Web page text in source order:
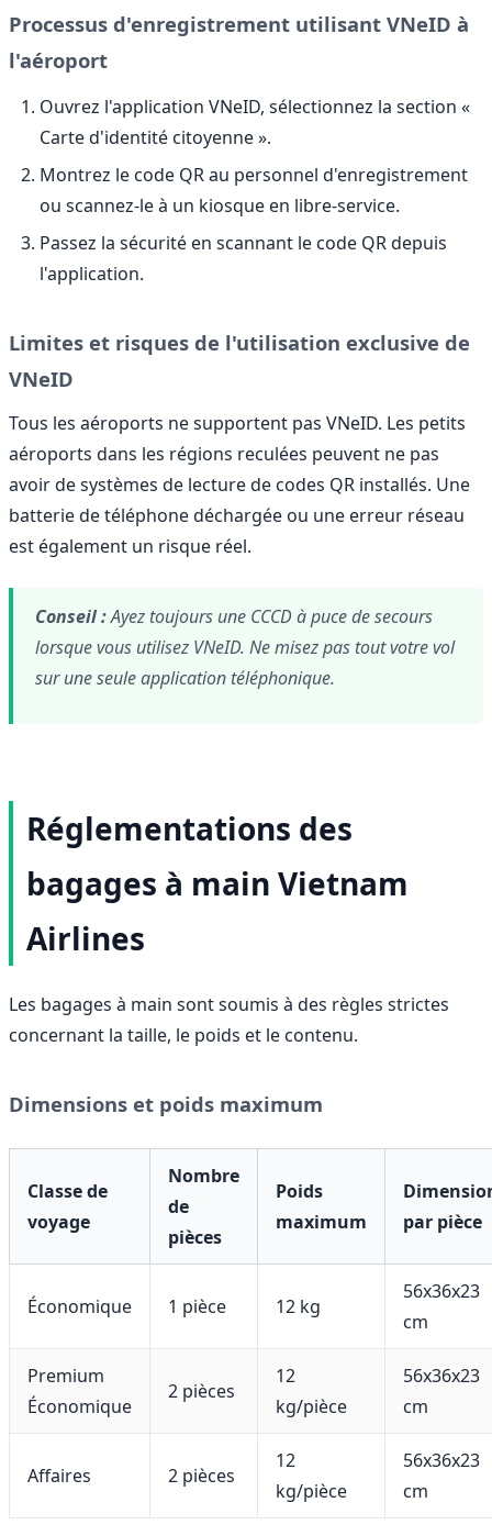
Processus d'enregistrement utilisant VNeID à
l'aéroport
Ouvrez l'application VNeID, sélectionnez la section «
Carte d'identité citoyenne ».
Montrez le code QR au personnel d'enregistrement
ou scannez-le à un kiosque en libre-service.
Passez la sécurité en scannant le code QR depuis
l'application.
Limites et risques de l'utilisation exclusive de
VNeID
Tous les aéroports ne supportent pas VNeID. Les petits
aéroports dans les régions reculées peuvent ne pas
avoir de systèmes de lecture de codes QR installés. Une
batterie de téléphone déchargée ou une erreur réseau
est également un risque réel.
Conseil :Ayez toujours une CCCD à puce de secours
lorsque vous utilisez VNeID. Ne misez pas tout votre vol
sur une seule application téléphonique.
Réglementations des
bagages à main Vietnam
Airlines
Les bagages à main sont soumis à des règles strictes
concernant la taille, le poids et le contenu.
Dimensions et poids maximum
Classe de
voyage
Nombre
de
pièces
Poids
maximum
par pièce
Économique 1 pièce 12 kg
56x36x23
cm
Premium
Économique
2 pièces
12
kg/pièce
56x36x23
cm
Affaires 2 pièces
12
kg/pièce
56x36x23
cm